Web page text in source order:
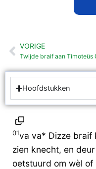
Vorige
VORIGE
Twijde braif aan Timoteüs
Hoofdstukken
01va va* Dizze braif
zien knecht, en
oetstuurd om wèl of